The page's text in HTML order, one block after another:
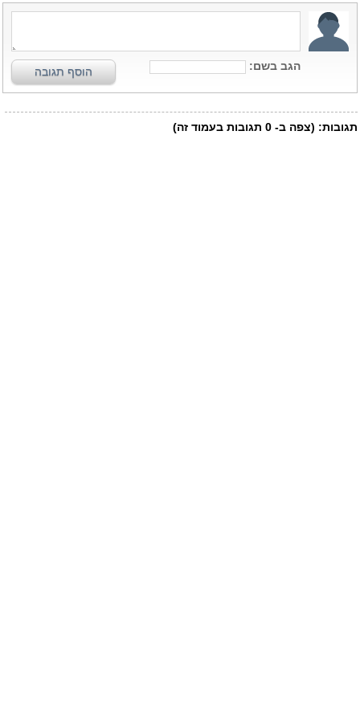
הגב בשם: הוסף תגובה
תגובות: (צפה ב- 0 תגובות בעמוד זה)